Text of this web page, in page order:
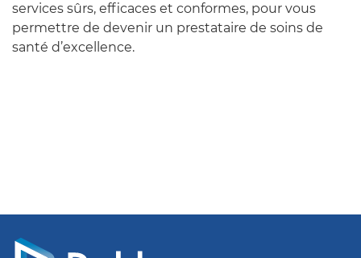
services sûrs, efficaces et conformes, pour vous
permettre de devenir un prestataire de soins de
santé d’excellence.